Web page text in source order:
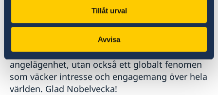
Tillåt urval
Avvisa
konstverk som reflekterar över hur vetenskap,
kultur och fred kan bidra till en ljusare framtid.
Nobelveckan är inte bara en svensk
angelägenhet, utan också ett globalt fenomen
som väcker intresse och engagemang över hela
världen. Glad Nobelvecka!